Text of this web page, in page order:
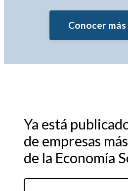
Conocer
Ya está
de empresas
de la Economía